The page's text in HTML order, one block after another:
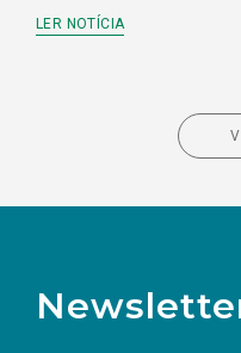
LER NOTÍCIA